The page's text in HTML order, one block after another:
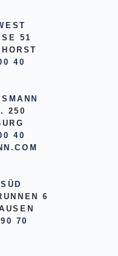
51
40
250
40
6
70